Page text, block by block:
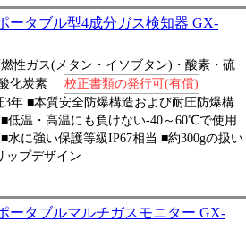
ータブル型4成分ガス検知器 GX-
性ガス(メタン・イソブタン)・酸素・硫
化炭素 校正書類の発行可(有償)
3年 ■本質安全防爆構造および耐圧防爆構
低温・高温にも負けない-40～60℃で使用
水に強い保護等級IP67相当 ■約300gの扱い
ップデザイン
ータブルマルチガスモニター GX-